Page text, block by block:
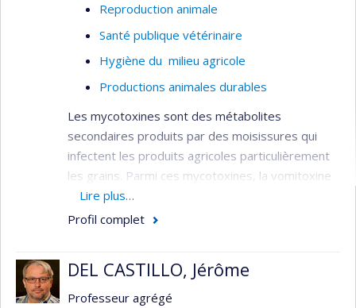
Reproduction animale
Santé publique vétérinaire
Hygiène du milieu agricole
Productions animales durables
Les mycotoxines sont des métabolites
secondaires produits par des moisissures qui
infectent les produits agricoles particulièrement
les grains. Parmi ces mycotoxines, la vomitoxine
ou DON est la plus présente au Québec et au
Canada. Puisque les grains constituent la base de
des effets néfastes sur leur reproduction, leur
production et sur la santé en générale. DON peut
Lire plus…
Profil complet
DEL CASTILLO, Jérôme
Professeur agrégé